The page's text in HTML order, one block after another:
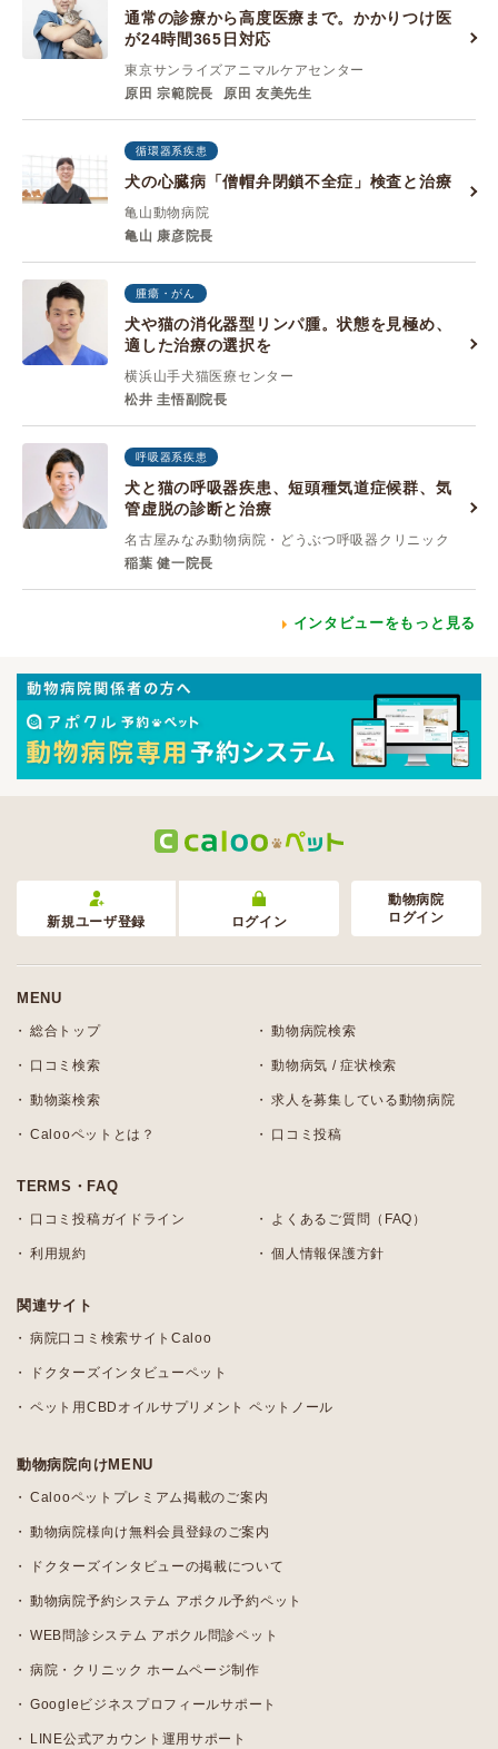
通常の診療から高度医療まで。かかりつけ医
が24時間365日対応
東京サンライズアニマルケアセンター
原田 宗範院長
原田 友美先生
循環器系疾患
犬の心臓病「僧帽弁閉鎖不全症」検査と治療
亀山動物病院
亀山 康彦院長
腫瘍・がん
犬や猫の消化器型リンパ腫。状態を見極め、
適した治療の選択を
横浜山手犬猫医療センター
松井 圭悟副院長
呼吸器系疾患
犬と猫の呼吸器疾患、短頭種気道症候群、気
管虚脱の診断と治療
名古屋みなみ動物病院・どうぶつ呼吸器クリニック
稲葉 健一院長
インタビューをもっと見る
新規ユーザ登録 ログイン
動物病院
ログイン
MENU
総合トップ 動物病院検索
口コミ検索 動物病気 / 症状検索
動物薬検索 求人を募集している動物病院
Calooペットとは？ 口コミ投稿
TERMS・FAQ
口コミ投稿ガイドライン よくあるご質問（FAQ）
利用規約 個人情報保護方針
関連サイト
病院口コミ検索サイトCaloo
ドクターズインタビューペット
ペット用CBDオイルサプリメント ペットノール
動物病院向けMENU
Calooペットプレミアム掲載のご案内
動物病院様向け無料会員登録のご案内
ドクターズインタビューの掲載について
動物病院予約システム アポクル予約ペット
WEB問診システム アポクル問診ペット
病院・クリニック ホームページ制作
Googleビジネスプロフィールサポート
LINE公式アカウント運用サポート